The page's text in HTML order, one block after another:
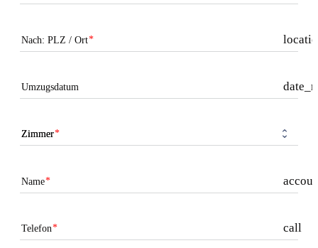
Nach: PLZ / Ort
Umzugsdatum
Zimmer
Name
Telefon call